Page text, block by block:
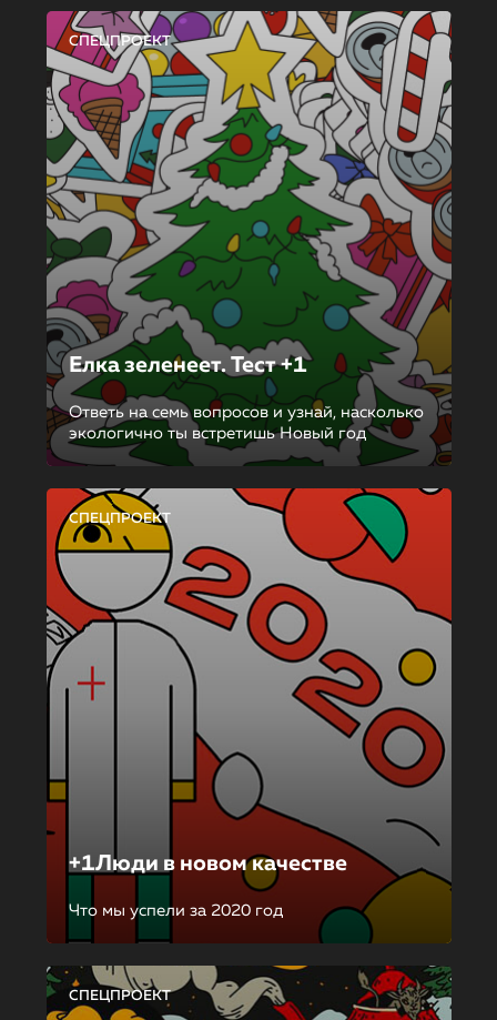
СПЕЦПРОЕКТ
Елка зеленеет. Тест +1
Ответь на семь вопросов и узнай, насколько
экологично ты встретишь Новый год
СПЕЦПРОЕКТ
+1Люди в новом качестве
Что мы успели за 2020 год
СПЕЦПРОЕКТ